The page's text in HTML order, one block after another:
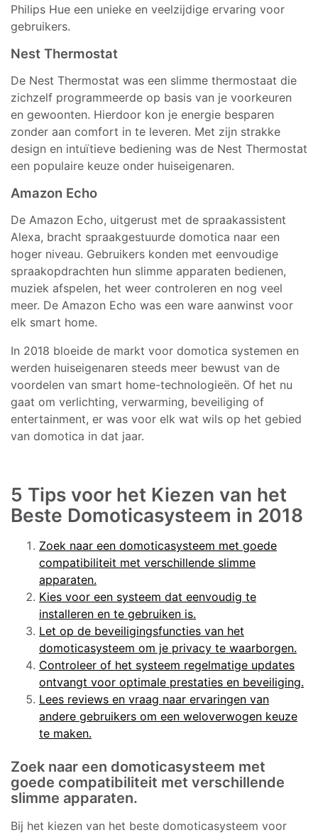
Philips Hue een unieke en veelzijdige ervaring voor
gebruikers.
Nest Thermostat
De Nest Thermostat was een slimme thermostaat die
zichzelf programmeerde op basis van je voorkeuren
en gewoonten. Hierdoor kon je energie besparen
zonder aan comfort in te leveren. Met zijn strakke
design en intuïtieve bediening was de Nest Thermostat
een populaire keuze onder huiseigenaren.
Amazon Echo
De Amazon Echo, uitgerust met de spraakassistent
Alexa, bracht spraakgestuurde domotica naar een
hoger niveau. Gebruikers konden met eenvoudige
spraakopdrachten hun slimme apparaten bedienen,
muziek afspelen, het weer controleren en nog veel
meer. De Amazon Echo was een ware aanwinst voor
elk smart home.
In 2018 bloeide de markt voor domotica systemen en
werden huiseigenaren steeds meer bewust van de
voordelen van smart home-technologieën. Of het nu
gaat om verlichting, verwarming, beveiliging of
entertainment, er was voor elk wat wils op het gebied
van domotica in dat jaar.
5 Tips voor het Kiezen van het
Beste Domoticasysteem in 2018
Zoek naar een domoticasysteem met goede
compatibiliteit met verschillende slimme
apparaten.
Kies voor een systeem dat eenvoudig te
installeren en te gebruiken is.
Let op de beveiligingsfuncties van het
domoticasysteem om je privacy te waarborgen.
Controleer of het systeem regelmatige updates
ontvangt voor optimale prestaties en beveiliging.
Lees reviews en vraag naar ervaringen van
andere gebruikers om een weloverwogen keuze
te maken.
Zoek naar een domoticasysteem met
goede compatibiliteit met verschillende
slimme apparaten.
Bij het kiezen van het beste domoticasysteem voor